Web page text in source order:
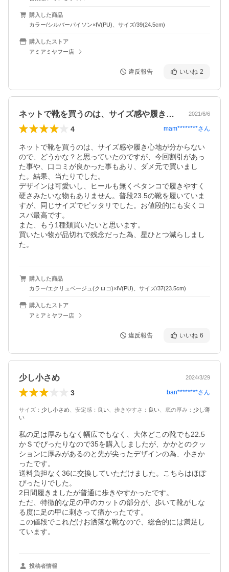
購入した商品
カラー/シルバーパイソン×IV(PU)、サイズ/39(24.5cm)
購入したストア
アミアミヤフー店
違反報告 いいね 2
ネットで靴を買うのは、サイズ感や履き心… 2021/6/6
4 mam********さん
ネットで靴を買うのは、サイズ感や履き心地が分からない
ので、どうかな？と思っていたのですが、今回割引があっ
た事や、口コミが良かった事もあり、ダメ元で買いまし
た。結果、当たりでした。
デザインは可愛いし、ヒールも無くペタンコで履きやすく
硬さみたいな物もありません。普段23.5の靴を履いていま
すが、同じサイズでピッタリでした。お値段的にも安くコ
スパ最高です。
また、もう1種類買いたいと思います。
買いたい物が品切れで残念だった為、星ひとつ減らしまし
た。
購入した商品
カラー/エクリュベージュ(クロコ)×IV(PU)、サイズ/37(23.5cm)
購入したストア
アミアミヤフー店
違反報告 いいね 6
少し小さめ 2024/3/29
3 ban********さん
サイズ ： 少し小さめ 安定感 ： 良い 歩きやすさ ： 良い 底の厚み ： 少し薄
い
私の足は厚みもなく幅広でもなく、大体どこの靴でも22.5
かＳでぴったりなので35を購入しましたが、かかとのクッ
ションに厚みがあるのと先が尖ったデザインの為、小さか
ったです。
送料負担なく36に交換していただけました。こちらはほぼ
ぴったりでした。
2日間履きましたが普通に歩きやすかったです。
ただ、特徴的な足の甲のカットの部分が、歩いて靴がしな
る度に足の甲に刺さって痛かったです。
この値段でこれだけお洒落な靴なので、総合的には満足し
ています。
投稿者情報